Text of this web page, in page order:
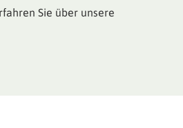
Sie über unsere